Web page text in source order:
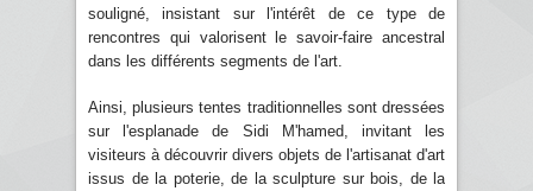
souligné, insistant sur l'intérêt de ce type de
rencontres qui valorisent le savoir-faire ancestral
dans les différents segments de l'art.
Ainsi, plusieurs tentes traditionnelles sont dressées
sur l'esplanade de Sidi M'hamed, invitant les
visiteurs à découvrir divers objets de l'artisanat d'art
issus de la poterie, de la sculpture sur bois, de la